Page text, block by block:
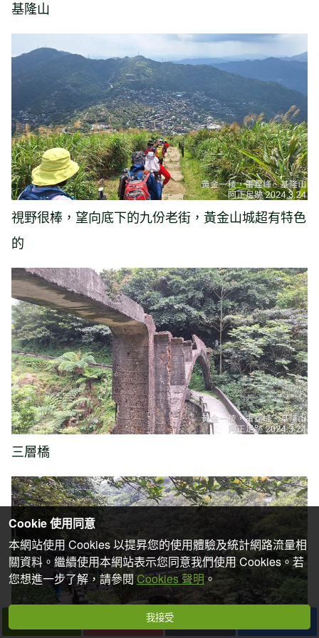
基隆山
視野很棒，望向底下的九份老街，黃金山城超有特色
的
三層橋
Cookie 使用同意
本網站使用 Cookies 以提昇您的使用體驗及統計網路流量相
關資料。繼續使用本網站表示您同意我們使用 Cookies。若
您想進一步了解，請參閱Cookies 聲明。
我接受